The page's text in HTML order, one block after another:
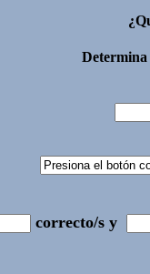
Determina
correcto/s y